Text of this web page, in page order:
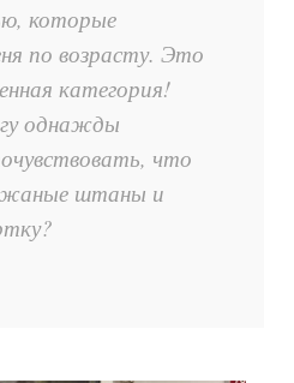
которые
по возрасту. Это
категория!
однажды
что
штаны и